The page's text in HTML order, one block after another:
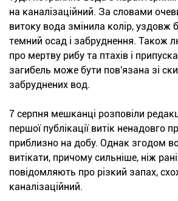
на каналізаційний. За словами
витоку вода змінила колір, уздовж
темний осад і забруднення. Також
про мертву рибу та птахів і
загибель може бути пов'язана зі
забруднених вод.
7 серпня мешканці розповіли
першої публікації витік ненадовго
приблизно на добу. Однак згодом
витікати, причому сильніше, ніж
повідомляють про різкий запах,
каналізаційний.